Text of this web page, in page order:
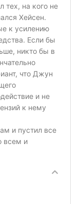
тех, на кого не
Хейсен.
к усилению
Если бы
никто бы в
что Джун
и не
к нему
и пустил все
всем и